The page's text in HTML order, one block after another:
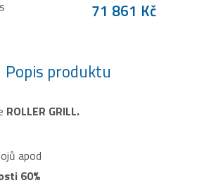
71 861 Kč
Popis produktu
ROLLER GRILL.
apod
60%